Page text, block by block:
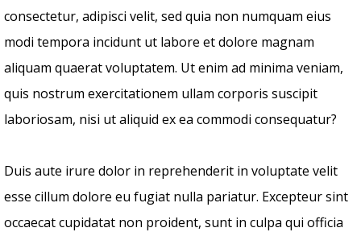
consectetur, adipisci velit, sed quia non numquam eius
modi tempora incidunt ut labore et dolore magnam
aliquam quaerat voluptatem. Ut enim ad minima veniam,
quis nostrum exercitationem ullam corporis suscipit
laboriosam, nisi ut aliquid ex ea commodi consequatur?
Duis aute irure dolor in reprehenderit in voluptate velit
esse cillum dolore eu fugiat nulla pariatur. Excepteur sint
occaecat cupidatat non proident, sunt in culpa qui officia